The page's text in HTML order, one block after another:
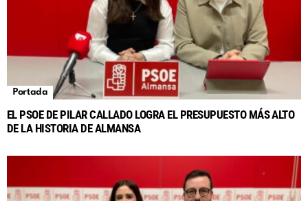
Portada
EL PSOE DE PILAR CALLADO LOGRA EL PRESUPUESTO MÁS ALTO
DE LA HISTORIA DE ALMANSA